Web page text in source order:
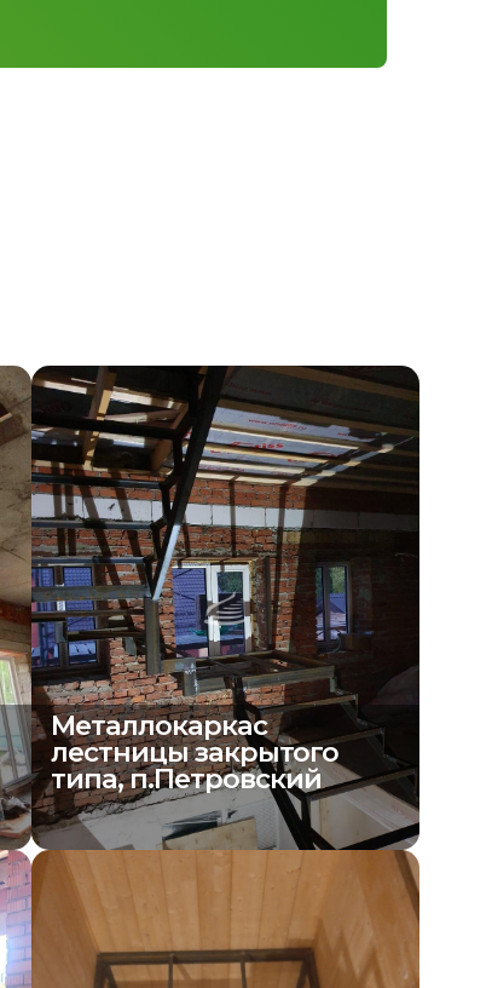
Металлокаркас
лестницы закрытого
типа, п.Петровский